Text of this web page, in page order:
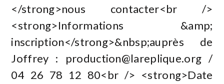
</strong>nous contacter<br />
<strong>Informations &amp;
inscription</strong>&nbsp;auprès de
Joffrey : production@lareplique.org /
04 26 78 12 80<br /> <strong>Date